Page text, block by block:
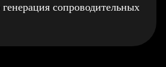
сопроводительных